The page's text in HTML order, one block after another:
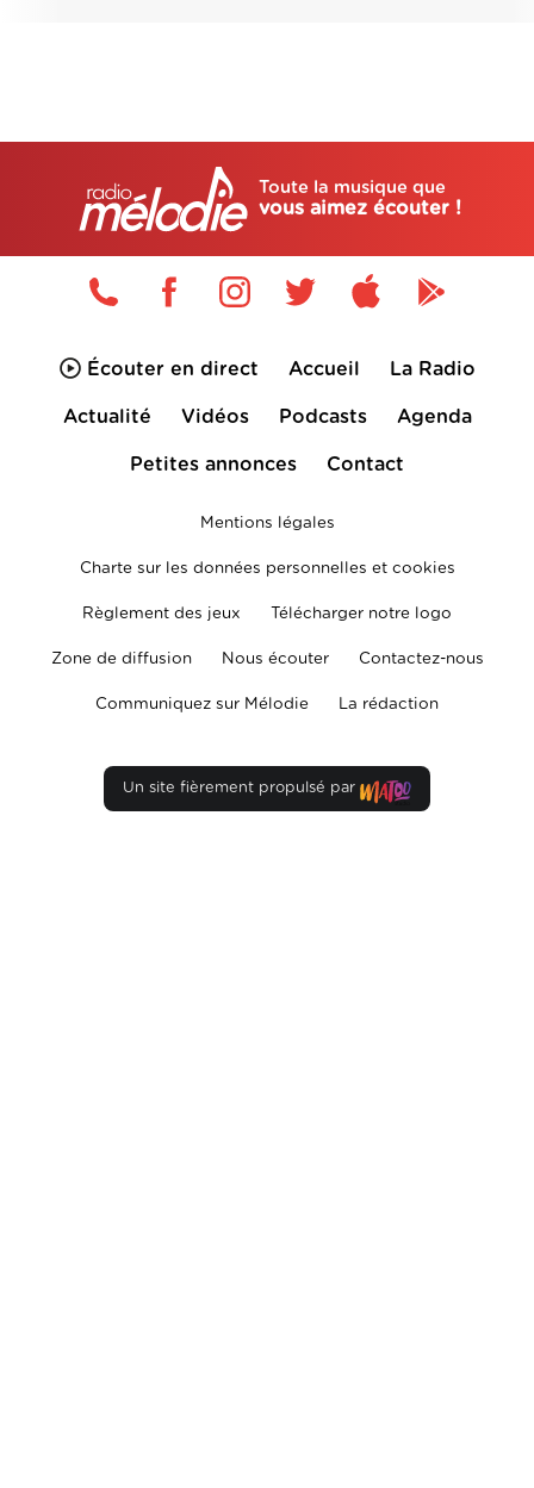
Toute la musique que
vous aimez écouter !
Écouter en direct Accueil La Radio
Actualité Vidéos Podcasts Agenda
Petites annonces Contact
Mentions légales
Charte sur les données personnelles et cookies
Règlement des jeux Télécharger notre logo
Zone de diffusion Nous écouter Contactez-nous
Communiquez sur Mélodie La rédaction
Un site fièrement propulsé par